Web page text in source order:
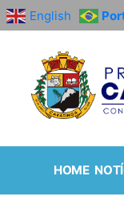
English
HOME